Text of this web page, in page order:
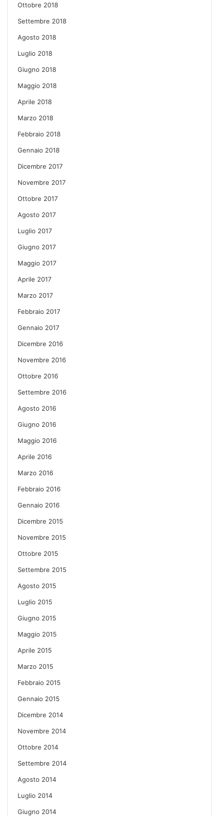
Ottobre 2018
Settembre 2018
Agosto 2018
Luglio 2018
Giugno 2018
Maggio 2018
Aprile 2018
Marzo 2018
Febbraio 2018
Gennaio 2018
Dicembre 2017
Novembre 2017
Ottobre 2017
Agosto 2017
Luglio 2017
Giugno 2017
Maggio 2017
Aprile 2017
Marzo 2017
Febbraio 2017
Gennaio 2017
Dicembre 2016
Novembre 2016
Ottobre 2016
Settembre 2016
Agosto 2016
Giugno 2016
Maggio 2016
Aprile 2016
Marzo 2016
Febbraio 2016
Gennaio 2016
Dicembre 2015
Novembre 2015
Ottobre 2015
Settembre 2015
Agosto 2015
Luglio 2015
Giugno 2015
Maggio 2015
Aprile 2015
Marzo 2015
Febbraio 2015
Gennaio 2015
Dicembre 2014
Novembre 2014
Ottobre 2014
Settembre 2014
Agosto 2014
Luglio 2014
Giugno 2014